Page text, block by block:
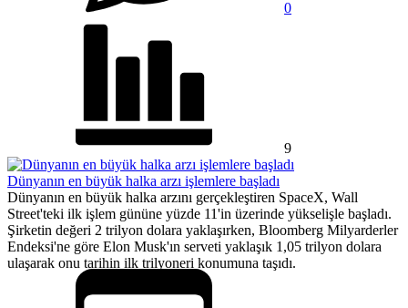
0
9
Dünyanın en büyük halka arzı işlemlere başladı
Dünyanın en büyük halka arzını gerçekleştiren SpaceX, Wall
Street'teki ilk işlem gününe yüzde 11'in üzerinde yükselişle başladı.
Şirketin değeri 2 trilyon dolara yaklaşırken, Bloomberg Milyarderler
Endeksi'ne göre Elon Musk'ın serveti yaklaşık 1,05 trilyon dolara
ulaşarak onu tarihin ilk trilyoneri konumuna taşıdı.